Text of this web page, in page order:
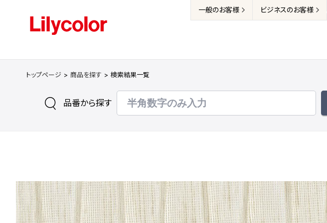
一般のお客様 ビジネスのお客様
トップページ 商品を探す 検索結果一覧
品番から探す